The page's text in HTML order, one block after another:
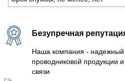
Безупречная
Наша компания - надежный
проводниковой продукции
связи